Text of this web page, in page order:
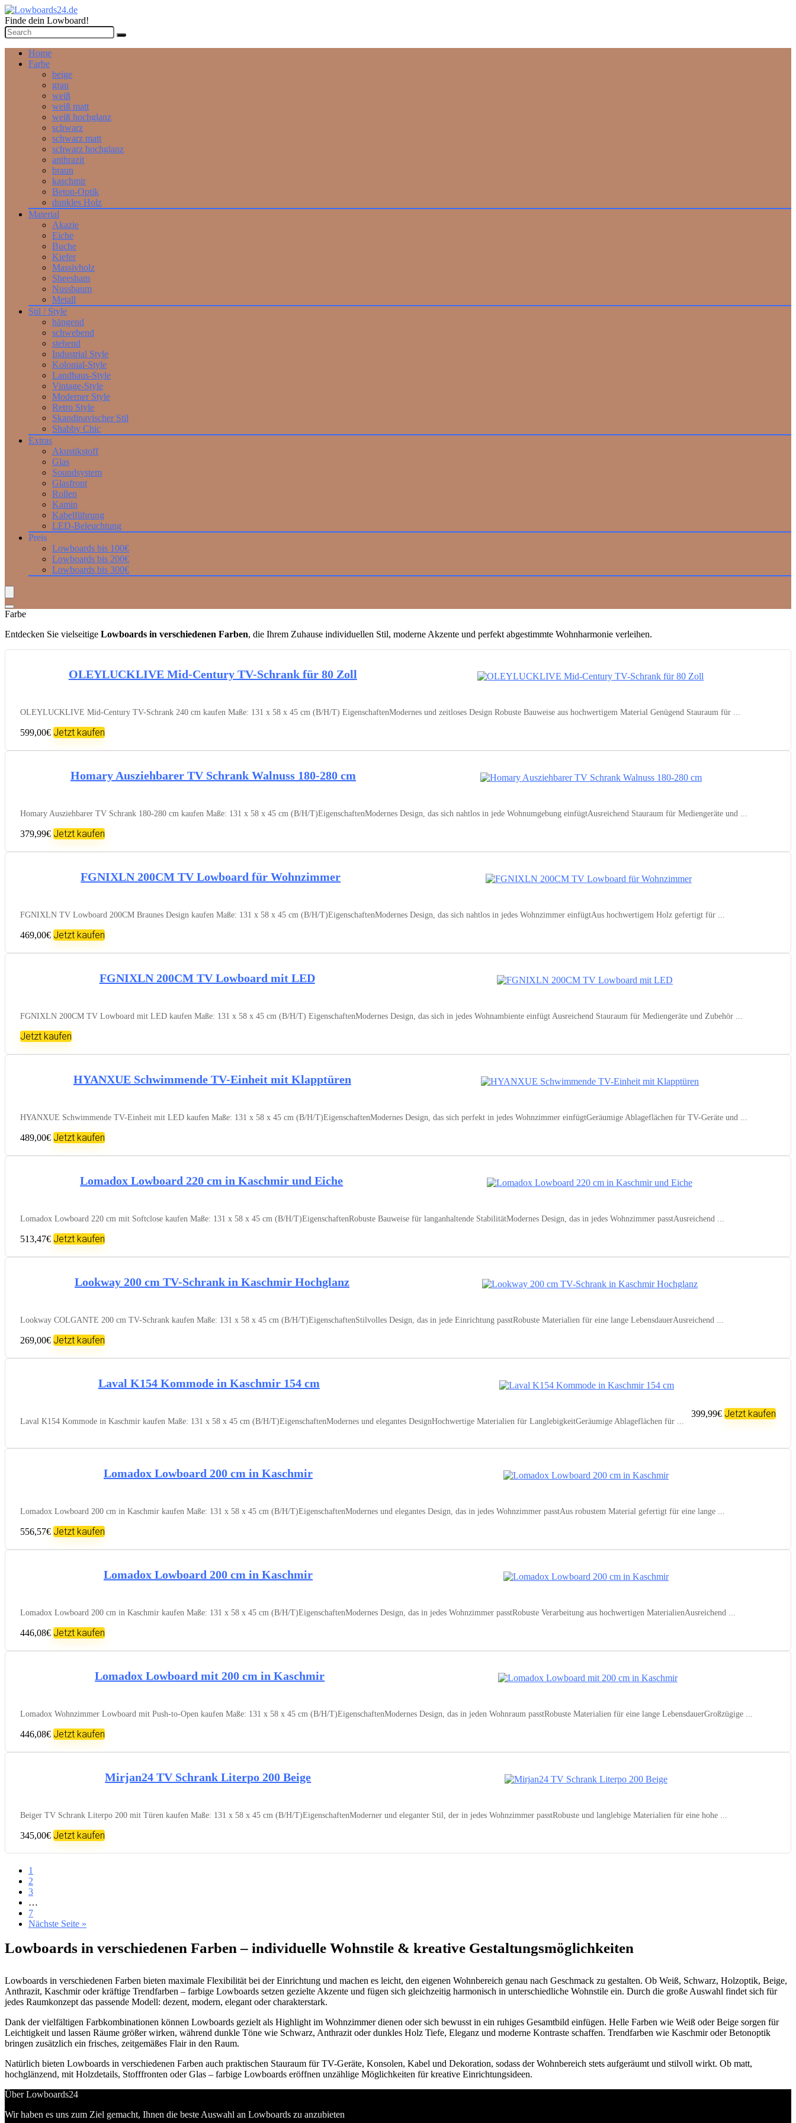
Finde dein Lowboard!
Home
Farbe
beige
grau
weiß
weiß matt
weiß hochglanz
schwarz
schwarz matt
schwarz hochglanz
anthrazit
braun
kaschmir
Beton-Optik
dunkles Holz
Material
Akazie
Eiche
Buche
Kiefer
Massivholz
Sheesham
Nussbaum
Metall
Stil / Style
hängend
schwebend
stehend
Industrial Style
Kolonial-Style
Landhaus-Style
Vintage-Style
Moderner Style
Retro Style
Skandinavischer Stil
Shabby Chic
Extras
Akustikstoff
Glas
Soundsystem
Glasfront
Rollen
Kamin
Kabelführung
LED-Beleuchtung
Preis
Lowboards bis 100€
Lowboards bis 200€
Lowboards bis 300€
Farbe
Entdecken Sie vielseitige Lowboards in verschiedenen Farben, die Ihrem Zuhause individuellen Stil, moderne Akzente und perfekt abgestimmte Wohnharmonie verleihen.
OLEYLUCKLIVE Mid-Century TV-Schrank für 80 Zoll
OLEYLUCKLIVE Mid-Century TV-Schrank 240 cm kaufen Maße: 131 x 58 x 45 cm (B/H/T) EigenschaftenModernes und zeitloses Design Robuste Bauweise aus hochwertigem Material Genügend Stauraum für ...
599,00€ Jetzt kaufen
Homary Ausziehbarer TV Schrank Walnuss 180-280 cm
Homary Ausziehbarer TV Schrank 180-280 cm kaufen Maße: 131 x 58 x 45 cm (B/H/T)EigenschaftenModernes Design, das sich nahtlos in jede Wohnumgebung einfügtAusreichend Stauraum für Mediengeräte und ...
379,99€ Jetzt kaufen
FGNIXLN 200CM TV Lowboard für Wohnzimmer
FGNIXLN TV Lowboard 200CM Braunes Design kaufen Maße: 131 x 58 x 45 cm (B/H/T)EigenschaftenModernes Design, das sich nahtlos in jedes Wohnzimmer einfügtAus hochwertigem Holz gefertigt für ...
469,00€ Jetzt kaufen
FGNIXLN 200CM TV Lowboard mit LED
FGNIXLN 200CM TV Lowboard mit LED kaufen Maße: 131 x 58 x 45 cm (B/H/T) EigenschaftenModernes Design, das sich in jedes Wohnambiente einfügt Ausreichend Stauraum für Mediengeräte und Zubehör ...
Jetzt kaufen
HYANXUE Schwimmende TV-Einheit mit Klapptüren
HYANXUE Schwimmende TV-Einheit mit LED kaufen Maße: 131 x 58 x 45 cm (B/H/T)EigenschaftenModernes Design, das sich perfekt in jedes Wohnzimmer einfügtGeräumige Ablageflächen für TV-Geräte und ...
489,00€ Jetzt kaufen
Lomadox Lowboard 220 cm in Kaschmir und Eiche
Lomadox Lowboard 220 cm mit Softclose kaufen Maße: 131 x 58 x 45 cm (B/H/T)EigenschaftenRobuste Bauweise für langanhaltende StabilitätModernes Design, das in jedes Wohnzimmer passtAusreichend ...
513,47€ Jetzt kaufen
Lookway 200 cm TV-Schrank in Kaschmir Hochglanz
Lookway COLGANTE 200 cm TV-Schrank kaufen Maße: 131 x 58 x 45 cm (B/H/T)EigenschaftenStilvolles Design, das in jede Einrichtung passtRobuste Materialien für eine lange LebensdauerAusreichend ...
269,00€ Jetzt kaufen
Laval K154 Kommode in Kaschmir 154 cm
Laval K154 Kommode in Kaschmir kaufen Maße: 131 x 58 x 45 cm (B/H/T)EigenschaftenModernes und elegantes DesignHochwertige Materialien für LanglebigkeitGeräumige Ablageflächen für ...
399,99€ Jetzt kaufen
Lomadox Lowboard 200 cm in Kaschmir
Lomadox Lowboard 200 cm in Kaschmir kaufen Maße: 131 x 58 x 45 cm (B/H/T)EigenschaftenModernes und elegantes Design, das in jedes Wohnzimmer passtAus robustem Material gefertigt für eine lange ...
556,57€ Jetzt kaufen
Lomadox Lowboard 200 cm in Kaschmir
Lomadox Lowboard 200 cm in Kaschmir kaufen Maße: 131 x 58 x 45 cm (B/H/T)EigenschaftenModernes Design, das in jedes Wohnzimmer passtRobuste Verarbeitung aus hochwertigen MaterialienAusreichend ...
446,08€ Jetzt kaufen
Lomadox Lowboard mit 200 cm in Kaschmir
Lomadox Wohnzimmer Lowboard mit Push-to-Open kaufen Maße: 131 x 58 x 45 cm (B/H/T)EigenschaftenModernes Design, das in jeden Wohnraum passtRobuste Materialien für eine lange LebensdauerGroßzügige ...
446,08€ Jetzt kaufen
Mirjan24 TV Schrank Literpo 200 Beige
Beiger TV Schrank Literpo 200 mit Türen kaufen Maße: 131 x 58 x 45 cm (B/H/T)EigenschaftenModerner und eleganter Stil, der in jedes Wohnzimmer passtRobuste und langlebige Materialien für eine hohe ...
345,00€ Jetzt kaufen
1
2
3
…
7
Nächste Seite »
Lowboards in verschiedenen Farben – individuelle Wohnstile & kreative Gestaltungsmöglichkeiten
Lowboards in verschiedenen Farben bieten maximale Flexibilität bei der Einrichtung und machen es leicht, den eigenen Wohnbereich genau nach Geschmack zu gestalten. Ob Weiß, Schwarz, Holzoptik, Beige,
Anthrazit, Kaschmir oder kräftige Trendfarben – farbige Lowboards setzen gezielte Akzente und fügen sich gleichzeitig harmonisch in unterschiedliche Wohnstile ein. Durch die große Auswahl findet sich für
jedes Raumkonzept das passende Modell: dezent, modern, elegant oder charakterstark.
Dank der vielfältigen Farbkombinationen können Lowboards gezielt als Highlight im Wohnzimmer dienen oder sich bewusst in ein ruhiges Gesamtbild einfügen. Helle Farben wie Weiß oder Beige sorgen für
Leichtigkeit und lassen Räume größer wirken, während dunkle Töne wie Schwarz, Anthrazit oder dunkles Holz Tiefe, Eleganz und moderne Kontraste schaffen. Trendfarben wie Kaschmir oder Betonoptik
bringen zusätzlich ein frisches, zeitgemäßes Flair in den Raum.
Natürlich bieten Lowboards in verschiedenen Farben auch praktischen Stauraum für TV-Geräte, Konsolen, Kabel und Dekoration, sodass der Wohnbereich stets aufgeräumt und stilvoll wirkt. Ob matt,
hochglänzend, mit Holzdetails, Stofffronten oder Glas – farbige Lowboards eröffnen unzählige Möglichkeiten für kreative Einrichtungsideen.
Über Lowboards24
Wir haben es uns zum Ziel gemacht, Ihnen die beste Auswahl an Lowboards zu anzubieten